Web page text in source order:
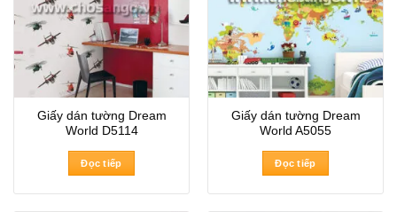
Giấy dán tường Dream
World D5114
Đọc tiếp
Giấy dán tường Dream
World A5055
Đọc tiếp